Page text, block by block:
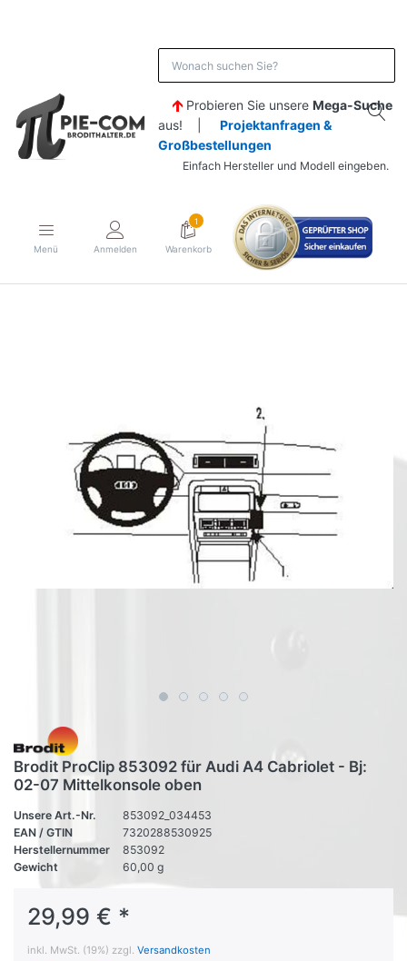
Probieren Sie unsere Mega-Suche
aus! | Projektanfragen &
Großbestellungen
Einfach Hersteller und Modell eingeben.
Menü Anmelden
1
Warenkorb
Brodit ProClip 853092 für Audi A4 Cabriolet - Bj:
02-07 Mittelkonsole oben
Unsere Art.-Nr.
853092_034453
EAN / GTIN
7320288530925
Herstellernummer
853092
Gewicht
60,00 g
29,99 € *
inkl. MwSt. (19%) zzgl. Versandkosten